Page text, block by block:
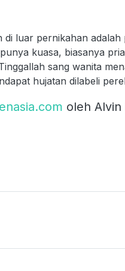
luar pernikahan
kuasa, biasanya
sang wanita
hujatan dilabeli
oleh Alvin